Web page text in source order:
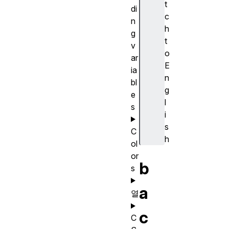
t
c
h
t
o
E
n
g
l
i
s
h
b
a
c
di
n
g
v
ar
ia
bl
e
s
C
ol
or
s
열
C